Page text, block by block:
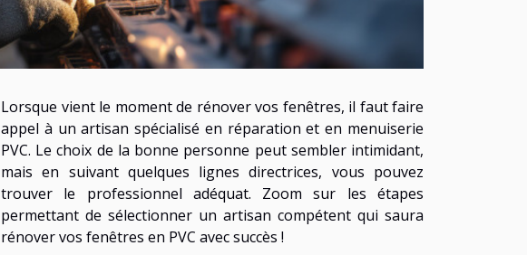
Lorsque vient le moment de rénover vos fenêtres, il faut faire
appel à un artisan spécialisé en réparation et en menuiserie
PVC. Le choix de la bonne personne peut sembler intimidant,
mais en suivant quelques lignes directrices, vous pouvez
trouver le professionnel adéquat. Zoom sur les étapes
permettant de sélectionner un artisan compétent qui saura
rénover vos fenêtres en PVC avec succès !